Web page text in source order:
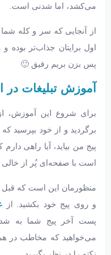
می‌کشد، اما شدنی است.
از آنجایی که سر و کله
اول برایتان جذاب‌تر بوده
پس بزن بریم رفیق 🙂
آموزش تبلیغات در
برای شروع این آموزش،
برگردید و از خود بپرسید
پیج من بیاید، آیا راهی
است با صفحه‌ای پُر از خالی
منظورمان این است که قبل
و روی پیج خود بکشید. از
پست آخر پیج شما به
می‌خواهید که مخاطب در